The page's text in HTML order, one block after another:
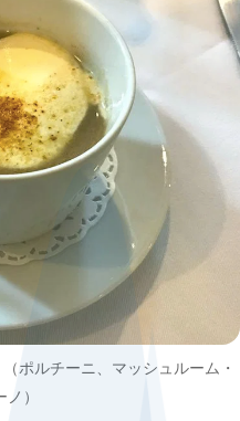
ポルチーニ、マッシュルーム・
）